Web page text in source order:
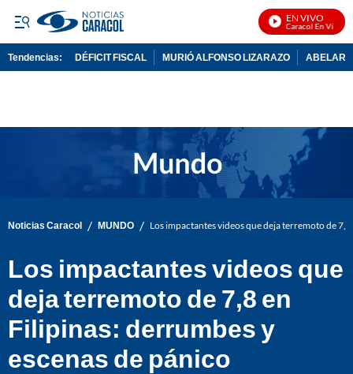
EN VIVO
Noticias Caracol En Vivo
Tendencias: DÉFICIT FISCAL MURIÓ ALFONSO LIZARAZO
Noticias Caracol / MUNDO / Los impactantes videos que deja terremoto de
Los impactantes videos que
deja terremoto de 7,8 en
Filipinas: derrumbes y
escenas de pánico